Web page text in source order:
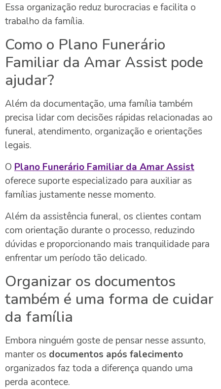
Essa organização reduz burocracias e facilita o
trabalho da família.
Como o Plano Funerário
Familiar da Amar Assist pode
ajudar?
Além da documentação, uma família também
precisa lidar com decisões rápidas relacionadas ao
funeral, atendimento, organização e orientações
legais.
O Plano Funerário Familiar da Amar Assist
oferece suporte especializado para auxiliar as
famílias justamente nesse momento.
Além da assistência funeral, os clientes contam
com orientação durante o processo, reduzindo
dúvidas e proporcionando mais tranquilidade para
enfrentar um período tão delicado.
Organizar os documentos
também é uma forma de cuidar
da família
Embora ninguém goste de pensar nesse assunto,
manter os documentos após falecimento
organizados faz toda a diferença quando uma
perda acontece.